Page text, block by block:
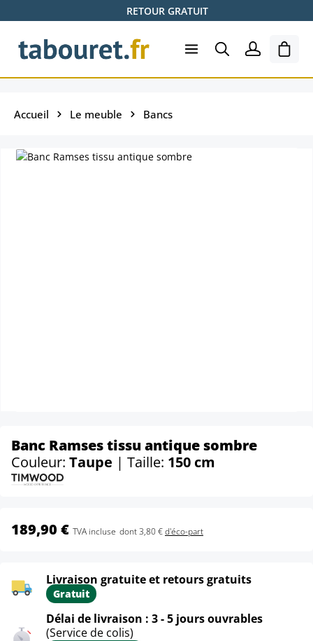
Passer au contenu principalRETOUR GRATUIT
Le
Accueil Le meuble Bancs
Banc Ramses tissu antique sombre
Couleur: Taupe | Taille: 150 cm
189,90 € TVA incluse dont 3,80 €d'éco-part
Livraison gratuite et retours gratuits
Gratuit
Délai de livraison : 3 - 5 jours ouvrables
(Service de colis)